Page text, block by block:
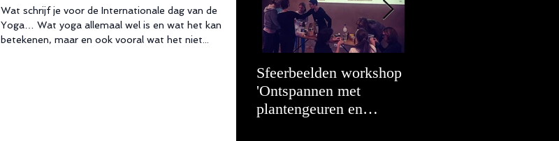
Wat schrijf je voor de Internationale dag van de
Yoga… Wat yoga allemaal wel is en wat het kan
betekenen, maar en ook vooral wat het niet...
Sfeerbeelden workshop
'Ontspannen met
plantengeuren en